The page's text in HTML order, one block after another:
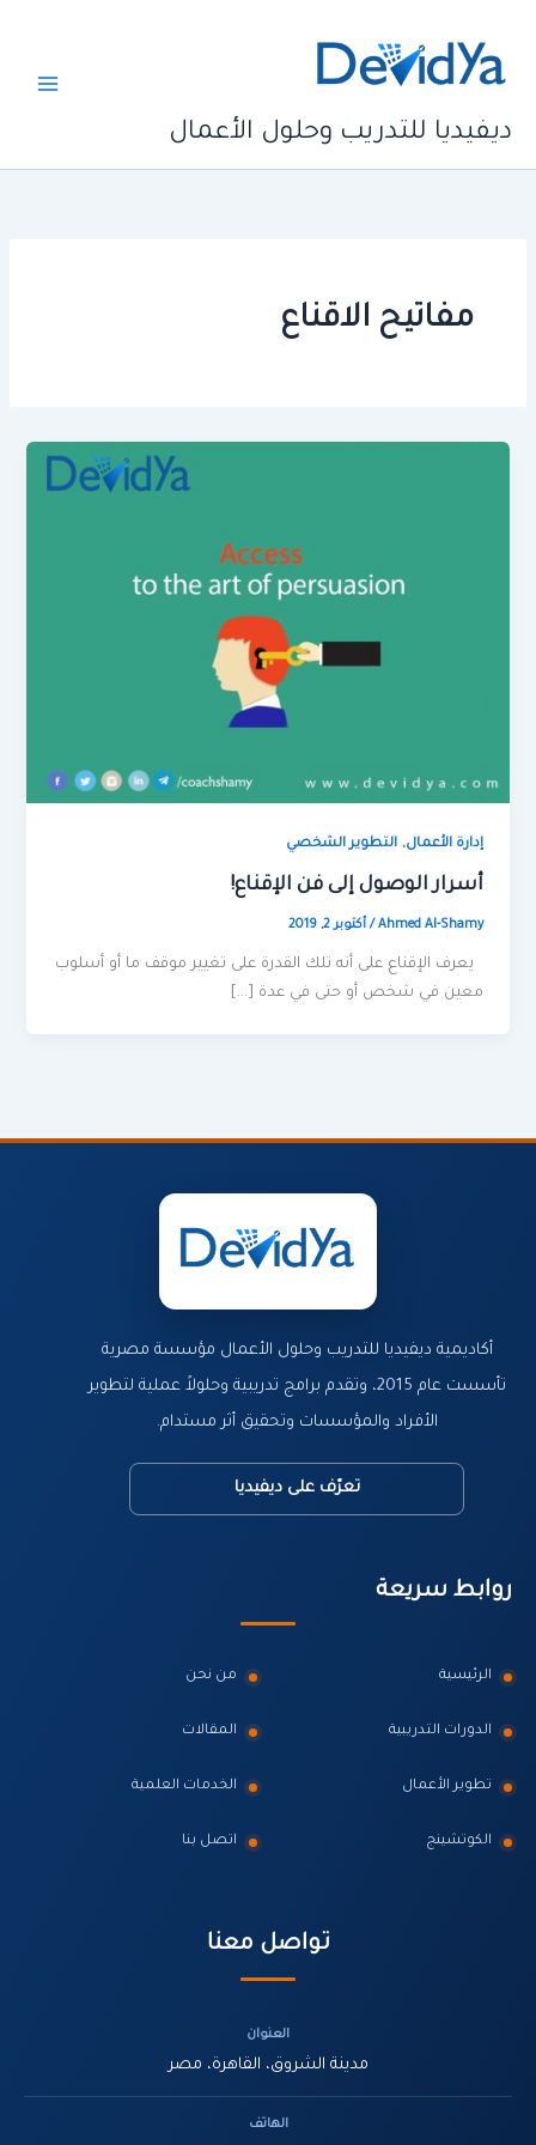
المحتوى
ديفيديا للتدريب وحلول الأعمال
مفاتيح الاقناع
إدارة الأعمال,التطوير الشخصي
أسرار الوصول إلى فن الإقناع!
Ahmed Al-Shamy
/أكتوبر 2, 2019
يعرف الإقناع على أنه تلك القدرة على تغيير موقف ما أو أسلوب
معين في شخص أو حتى في عدة […]
أكاديمية ديفيديا للتدريب وحلول الأعمال مؤسسة مصرية
تأسست عام 2015، وتقدم برامج تدريبية وحلولاً عملية لتطوير
الأفراد والمؤسسات وتحقيق أثر مستدام.
تعرّف على ديفيديا
روابط سريعة
الرئيسية من نحن
الدورات التدريبية المقالات
تطوير الأعمال الخدمات العلمية
الكوتشينج اتصل بنا
تواصل معنا
العنوان
مدينة الشروق، القاهرة، مصر
الهاتف